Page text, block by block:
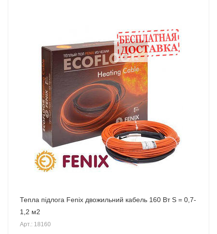
Тепла підлога Fenix двожильний кабель 160 Вт S = 0,7-
1,2 м2
Арт.: 18160